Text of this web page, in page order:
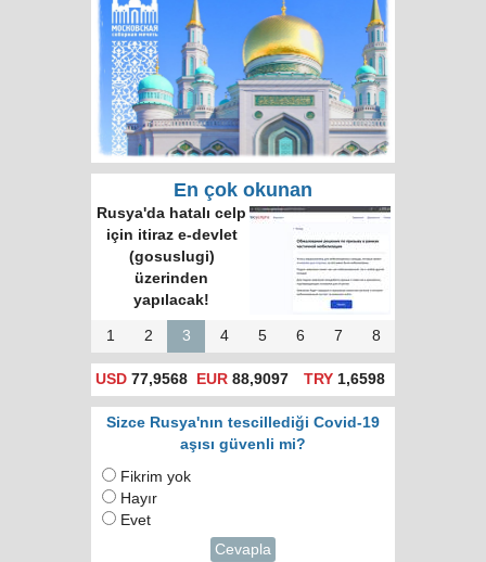
En çok okunan
Rusya'da hatalı celp
için itiraz e-devlet
(gosuslugi)
üzerinden
yapılacak!
1 2 3 4 5 6 7 8
USD 77,9568 EUR 88,9097 TRY1,6598
Sizce Rusya'nın tescillediği Covid-19
aşısı güvenli mi?
Fikrim yok
Hayır
Evet
Cevapla